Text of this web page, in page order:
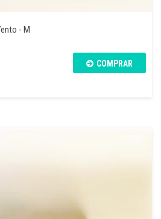
- M
COMPRAR